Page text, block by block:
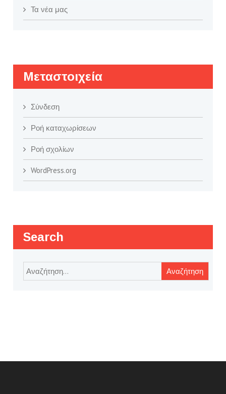
Τα νέα μας
Μεταστοιχεία
Σύνδεση
Ροή καταχωρίσεων
Ροή σχολίων
WordPress.org
Search
Αναζήτηση
για: